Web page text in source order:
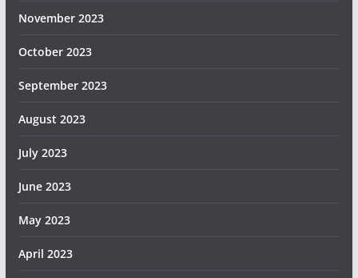
November 2023
October 2023
September 2023
August 2023
July 2023
June 2023
May 2023
April 2023